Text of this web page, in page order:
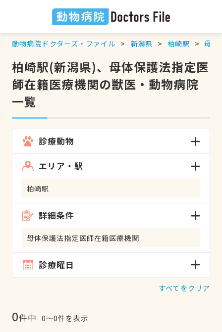
動物病院ドクターズ・ファイル 新潟県 柏崎駅 母体
柏崎駅(新潟県)、母体保護法指定医
師在籍医療機関の獣医・動物病院
一覧
診療動物
エリア・駅
柏崎駅
詳細条件
母体保護法指定医師在籍医療機関
診療曜日
すべてをクリア
0件中 0〜0件を表示